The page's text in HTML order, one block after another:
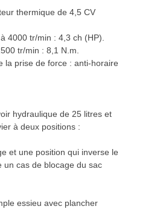
thermique de 4,5 CV
4000 tr/min : 4,3 ch (HP).
tr/min : 8,1 N.m.
la prise de force : anti-horaire
hydraulique de 25 litres et
à deux positions :
et une position qui inverse le
un cas de blocage du sac
essieu avec plancher